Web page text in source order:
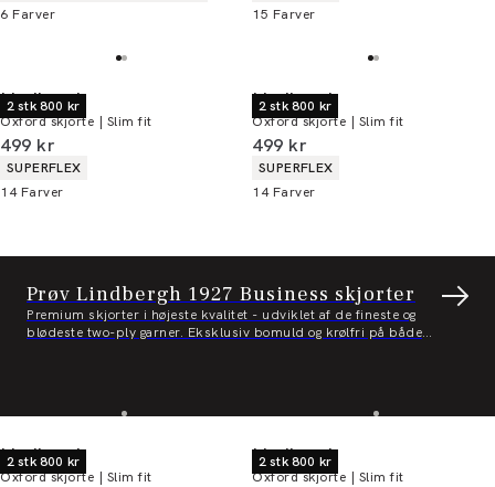
6 Farver
15 Farver
2 stk 800 kr
Lindbergh
Oxford skjorte | Slim fit
I alt (inkl. rabat)
499 kr
Produkt egenskaber
SUPERFLEX
14 Farver
2 stk 800 kr
Lindbergh
Oxford skjorte | Slim fit
I alt (inkl. rabat)
499 kr
Produkt egenskaber
SUPERFLEX
14 Farver
Prøv Lindbergh 1927 Business skjorter
Premium skjorter i højeste kvalitet - udviklet af de fineste og
blødeste two-ply garner. Eksklusiv bomuld og krølfri på både
2 stk 800 kr
Lindbergh
Oxford skjorte | Slim fit
2 stk 800 kr
Lindbergh
Oxford skjorte | Slim fit